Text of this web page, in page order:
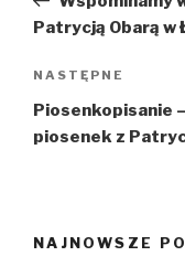
Patrycją Obarą w
Następny
wpis
NASTĘPNE
Piosenkopisanie
piosenek z
NAJNOWSZE